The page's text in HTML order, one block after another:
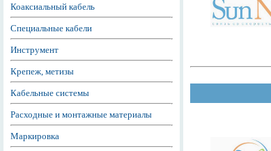
Коаксиальный кабель
Специальные кабели
Инструмент
Крепеж, метизы
Кабельные системы
Расходные и монтажные материалы
Маркировка